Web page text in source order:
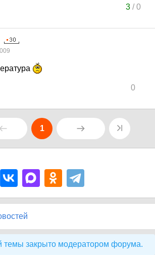
3/0
0
1
темы закрыто модератором форума.